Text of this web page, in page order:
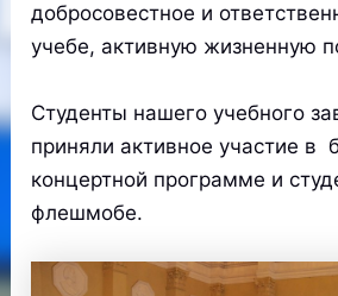
добросовестное и
учебе, активную жизненную
Студенты нашего учебного
приняли активное участие в
концертной программе и
флешмобе.